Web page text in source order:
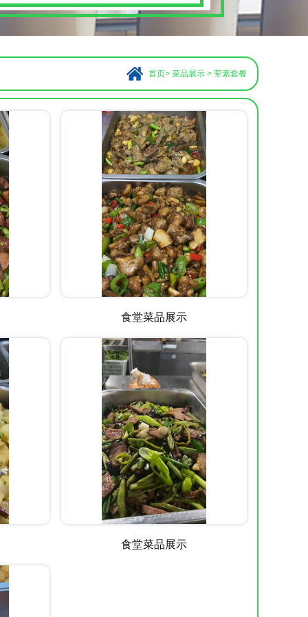
首页> 菜品展示 > 荤素套餐
食堂菜品展示
食堂菜品展示